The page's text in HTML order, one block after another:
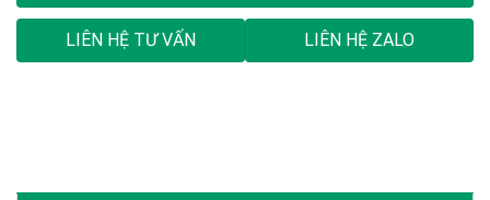
LIÊN HỆ TƯ VẤN LIÊN HỆ ZALO